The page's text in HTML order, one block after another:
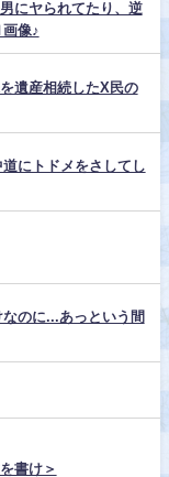
にヤられてたり、逆
像♪
遺産相続したX民の
にトドメをさしてし
のに...あっという間
書け＞